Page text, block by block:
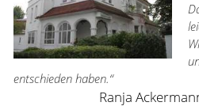
entschieden haben.“
Ranja